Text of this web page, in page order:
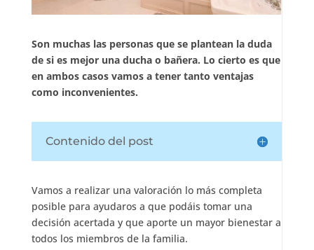
Son muchas las personas que se plantean la duda
de si es mejor una ducha o bañera. Lo cierto es que
en ambos casos vamos a tener tanto ventajas
como inconvenientes.
Contenido del post
Vamos a realizar una valoración lo más completa
posible para ayudaros a que podáis tomar una
decisión acertada y que aporte un mayor bienestar a
todos los miembros de la familia.